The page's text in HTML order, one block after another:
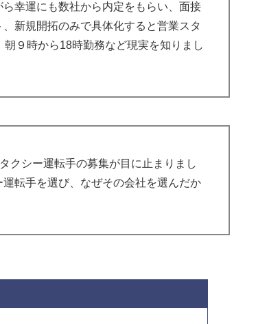
幸運にも数社から内定をもらい、面接
新規開拓のみで具体化すると営業スタ
９時から18時勤務など現実を知りまし
クシー運転手の募集が目に止まりまし
転手を選び、なぜその会社を選んだか